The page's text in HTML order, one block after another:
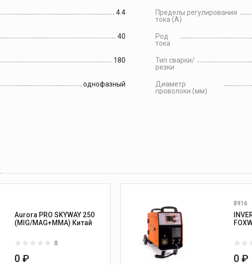
4.4
Пределы регулирования
тока (А)
40
Род
тока
180
Тип сварки/
резки
однофазный
Диаметр
проволоки (мм)
Aurora PRO SKYWAY 250
(MIG/MAG+MMA) Китай
0
0 ₽
8916
0 ₽